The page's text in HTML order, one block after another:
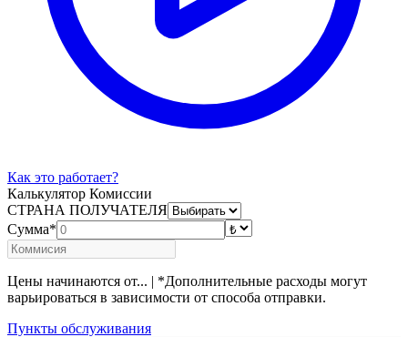
Как это работает?
Калькулятор Комиссии
СТРАНА ПОЛУЧАТЕЛЯ
Сумма*
Цены начинаются от... | *Дополнительные расходы могут
варьироваться в зависимости от способа отправки.
Пункты обслуживания